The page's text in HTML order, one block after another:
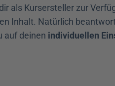
als Kursersteller zur
auf deinen individuellen